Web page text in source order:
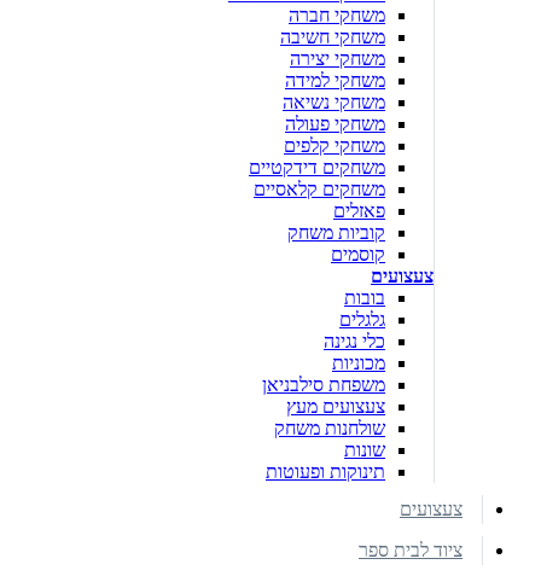
משחקי חברה
משחקי חשיבה
משחקי יצירה
משחקי למידה
משחקי נשיאה
משחקי פעולה
משחקי קלפים
משחקים דידקטיים
משחקים קלאסיים
פאזלים
קוביות משחק
קוסמים
צעצועים
בובות
גלגלים
כלי נגינה
מכוניות
משפחת סילבניאן
צעצועים מעץ
שולחנות משחק
שונות
תינוקות ופעוטות
צעצועים
ציוד לבית ספר